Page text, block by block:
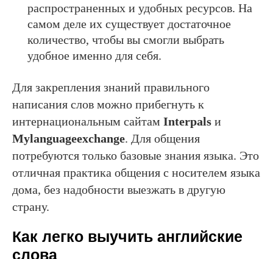
распространенных и удобных ресурсов. На
самом деле их существует достаточное
количество, чтобы вы смогли выбрать
удобное именно для себя.
Для закрепления знаний правильного
написания слов можно прибегнуть к
интернациональным сайтам Interpals и
Mylanguageexchange. Для общения
потребуются только базовые знания языка. Это
отличная практика общения с носителем языка
дома, без надобности выезжать в другую
страну.
Как легко выучить английские
слова